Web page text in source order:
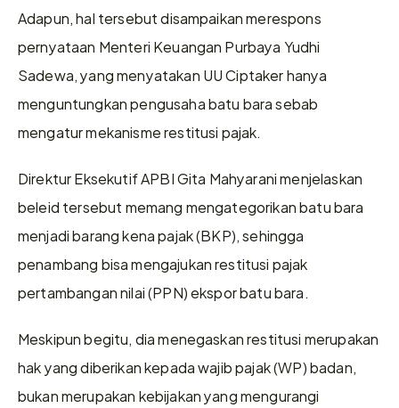
Adapun, hal tersebut disampaikan merespons
pernyataan Menteri Keuangan Purbaya Yudhi
Sadewa, yang menyatakan UU Ciptaker hanya
menguntungkan pengusaha batu bara sebab
mengatur mekanisme restitusi pajak.
Direktur Eksekutif APBI Gita Mahyarani menjelaskan
beleid tersebut memang mengategorikan batu bara
menjadi barang kena pajak (BKP), sehingga
penambang bisa mengajukan restitusi pajak
pertambangan nilai (PPN) ekspor batu bara.
Meskipun begitu, dia menegaskan restitusi merupakan
hak yang diberikan kepada wajib pajak (WP) badan,
bukan merupakan kebijakan yang mengurangi